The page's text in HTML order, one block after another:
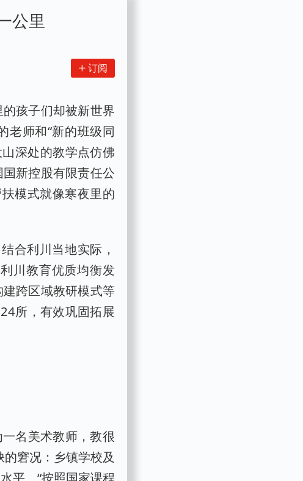
公里
订阅
孩子们却被新世界
老师和“新的班级同
深处的教学点仿佛
新控股有限责任公
模式就像寒夜里的
合利川当地实际，
川教育优质均衡发
跨区域教研模式等
所，有效巩固拓展
一名美术教师，教很
窘况：乡镇学校及
平。“按照国家课程